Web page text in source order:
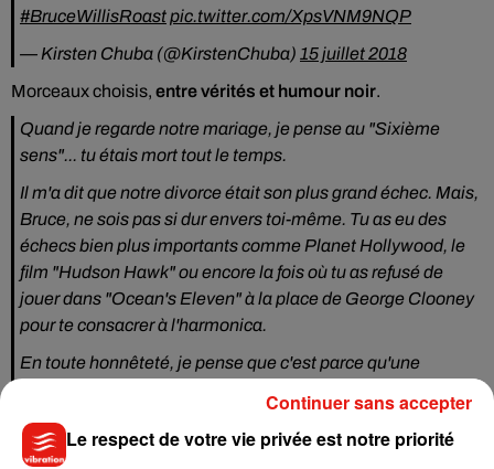
#BruceWillisRoastpic.twitter.com/XpsVNM9NQP
— Kirsten Chuba (@KirstenChuba) 15 juillet 2018
Morceaux choisis, entre vérités et humour noir.
Quand je regarde notre mariage, je pense au "Sixième
sens"... tu étais mort tout le temps.
Il m'a dit que notre divorce était son plus grand échec. Mais,
Bruce, ne sois pas si dur envers toi-même. Tu as eu des
échecs bien plus importants comme Planet Hollywood, le
film "Hudson Hawk" ou encore la fois où tu as refusé de
jouer dans "Ocean's Eleven" à la place de George Clooney
pour te consacrer à l'harmonica.
En toute honnêteté, je pense que c'est parce qu'une
vraiment remis du fait qu'il perde ses cheveux et pas moi.
Des piques bien senties que
l’acteur a pris avec humour
Le respect de votre vie privée est notre priorité
Continuer sans accepter